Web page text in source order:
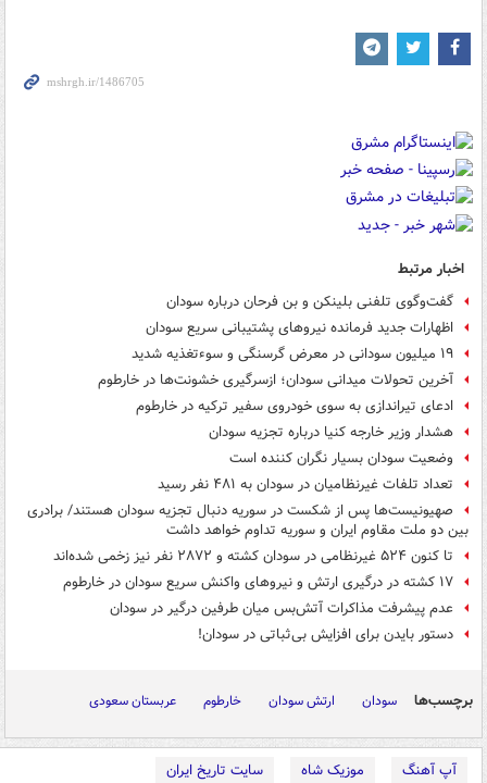
اخبار مرتبط
گفت‌وگوی تلفنی بلینکن و بن فرحان درباره سودان
اظهارات جدید فرمانده نیروهای پشتیبانی سریع سودان
۱۹ میلیون سودانی در معرض گرسنگی و سوء‌تغذیه شدید
آخرین تحولات میدانی سودان؛ ازسرگیری خشونت‌ها در خارطوم
ادعای تیراندازی به سوی خودروی سفیر ترکیه در خارطوم
هشدار وزیر خارجه کنیا درباره تجزیه سودان
وضعیت سودان بسیار نگران کننده است
تعداد تلفات غیرنظامیان در سودان به ۴۸۱ نفر رسید
صهیونیست‌ها پس از شکست در سوریه دنبال تجزیه سودان هستند/ برادری
بین دو ملت مقاوم ایران و سوریه تداوم خواهد داشت
تا کنون ۵۲۴ غیرنظامی در سودان کشته و ۲۸۷۲ نفر نیز زخمی شده‌اند
۱۷ کشته در درگیری ارتش و نیروهای واکنش سریع سودان در خارطوم
عدم پیشرفت مذاکرات آتش‌بس میان طرفین درگیر در سودان
دستور بایدن برای افزایش بی‌ثباتی در سودان!
برچسب‌ها سودان ارتش سودان خارطوم عربستان سعودی
آپ آهنگ موزیک شاه
سایت تاریخ ایران